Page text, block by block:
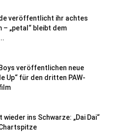
veröffentlicht ihr achtes
– „petal“ bleibt dem
veröffentlichen neue
Up“ für den dritten PAW-
ins Schwarze: „Dai Dai“